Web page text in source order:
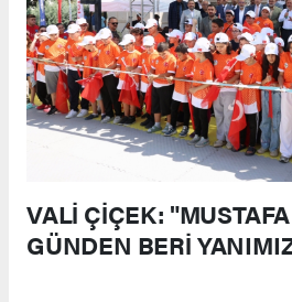
VALİ ÇİÇEK:
GÜNDEN BERİ